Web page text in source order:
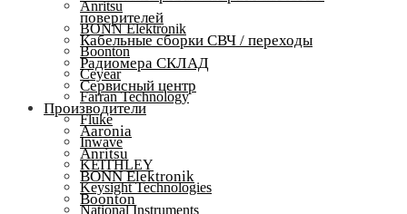
Anritsu
BONN Elektronik
Boonton
Ceyear
Farran Technology
Fluke
Inwave
KEITHLEY
Keysight Technologies
National Instruments
поверителей
Кабельные сборки СВЧ / переходы
Радиомера СКЛАД
Сервисный центр
Производители
Aaronia
Anritsu
BONN Elektronik
Boonton